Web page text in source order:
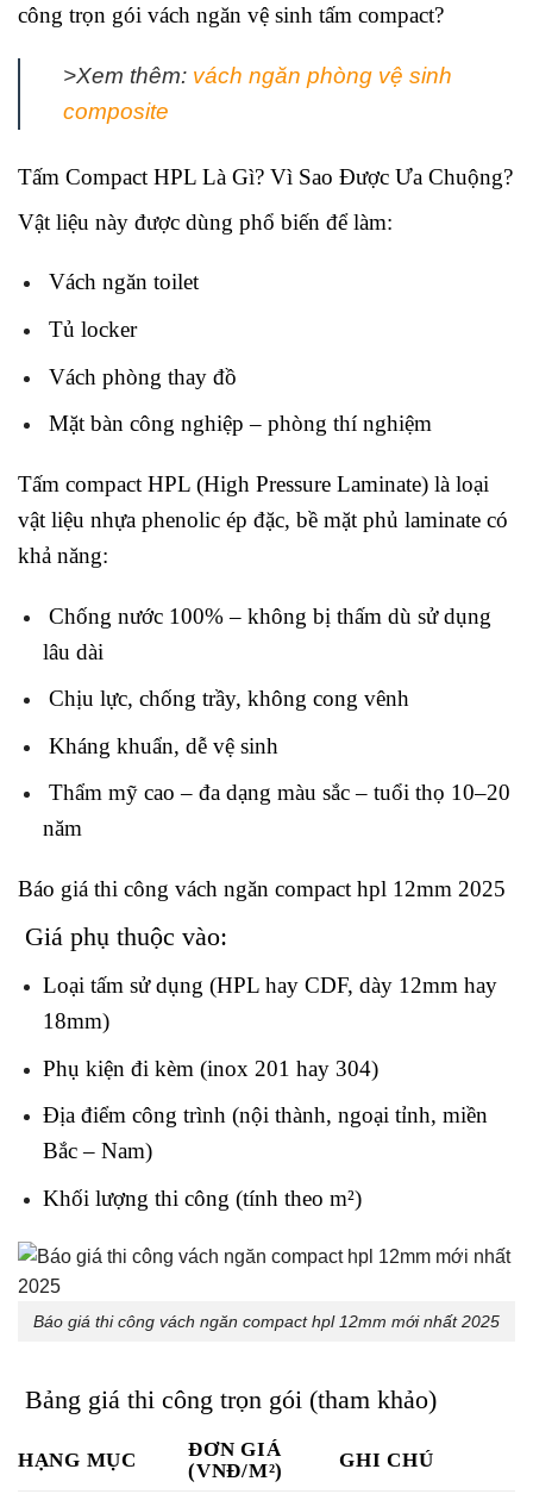
công trọn gói vách ngăn vệ sinh tấm compact?
>Xem thêm: vách ngăn phòng vệ sinh
composite
Tấm Compact HPL Là Gì? Vì Sao Được Ưa Chuộng?
Vật liệu này được dùng phổ biến để làm:
Vách ngăn toilet
Tủ locker
Vách phòng thay đồ
Mặt bàn công nghiệp – phòng thí nghiệm
Tấm compact HPL (High Pressure Laminate) là loại
vật liệu nhựa phenolic ép đặc, bề mặt phủ laminate có
khả năng:
Chống nước 100% – không bị thấm dù sử dụng
lâu dài
Chịu lực, chống trầy, không cong vênh
Kháng khuẩn, dễ vệ sinh
Thẩm mỹ cao – đa dạng màu sắc – tuổi thọ 10–20
năm
Báo giá thi công vách ngăn compact hpl 12mm 2025
Giá phụ thuộc vào:
Loại tấm sử dụng (HPL hay CDF, dày 12mm hay
18mm)
Phụ kiện đi kèm (inox 201 hay 304)
Địa điểm công trình (nội thành, ngoại tỉnh, miền
Bắc – Nam)
Khối lượng thi công (tính theo m²)
Báo giá thi công vách ngăn compact hpl 12mm mới nhất 2025
Bảng giá thi công trọn gói (tham khảo)
HẠNG MỤC
ĐƠN GIÁ
(VNĐ/M²)
GHI CHÚ